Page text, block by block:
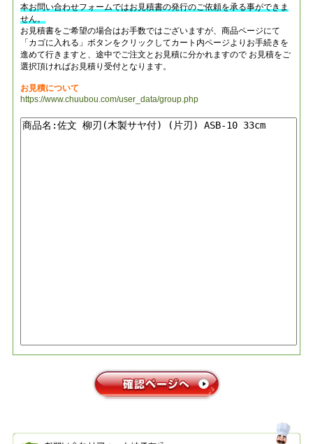
本お問い合わせフォームではお見積書の発行のご依頼を承る事ができま
せん。
お見積書をご希望の場合はお手数ではございますが、商品ページにて
「カゴに入れる」ボタンをクリックしてカート内ページよりお手続きを
進めて行きますと、途中でご注文とお見積に分かれますので お見積をご
選択頂ければお見積り受付となります。
お見積について
https://www.chuubou.com/user_data/group.php